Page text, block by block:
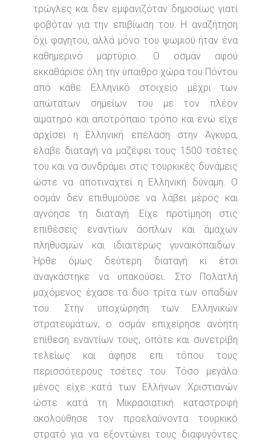
τρώγλες και δεν εμφανιζόταν δημοσίως γιατί
φοβόταν για την επιβίωση του. Η αναζήτηση
όχι φαγητού, αλλά μόνο του ψωμιού ήταν ένα
καθημερινό μαρτύριο. Ο οσμάν αφού
εκκαθάρισε όλη την ύπαιθρο χώρα του Πόντου
από κάθε Ελληνικό στοιχείο μέχρι των
απώτατων σημείων του με τον πλέον
αιματηρό και αποτρόπαιο τρόπο και ενώ είχε
αρχίσει η Ελληνική επέλαση στην Άγκυρα,
έλαβε διαταγή να μαζέψει τους 1500 τσέτες
του και να συνδράμει στις τουρκικές δυνάμεις
ώστε να αποτιναχτεί η Ελληνική δύναμη. Ο
οσμάν δεν επιθυμούσε να λάβει μέρος και
αγνόησε τη διαταγή. Είχε προτίμηση στις
επιθέσεις εναντίων άοπλων και άμαχων
πληθυσμών και ιδιαιτέρως γυναικόπαιδων.
Ήρθε όμως δεύτερη διαταγή κι έτσι
αναγκάστηκε να υπακούσει. Στο Πολατλή
μαχόμενος έχασε τα δύο τρίτα των οπαδών
του. Στην υποχώρηση των Ελληνικών
στρατευμάτων, ο οσμάν επιχείρησε ανόητη
επίθεση εναντίων τους, οπότε και συνετρίβη
τελείως και άφησε επι τόπου τους
περισσότερους τσέτες του. Τόσο μεγάλο
μένος είχε κατά των Ελλήνων Χριστιανών
ώστε κατά τη Μικρασιατική καταστροφή
ακολούθησε τον προελαύνοντα τουρκικό
στρατό για να εξοντώνει τους διαφυγόντες